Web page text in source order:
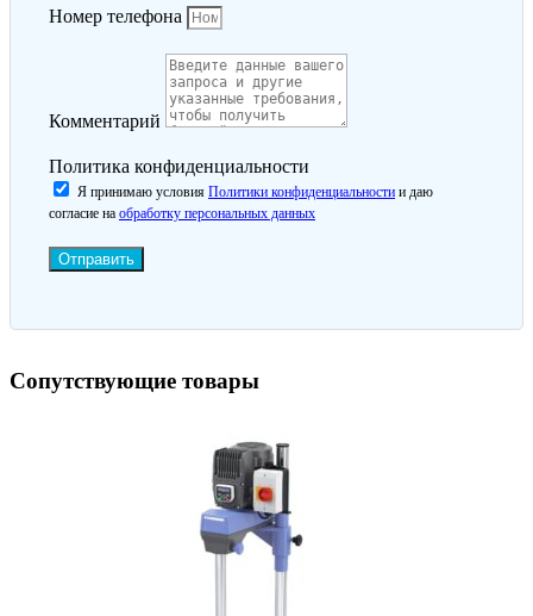
Номер телефона
Комментарий
Политика конфиденциальности
Я принимаю условия Политики конфиденциальности и даю
согласие на обработку персональных данных
Отправить
Сопутствующие товары